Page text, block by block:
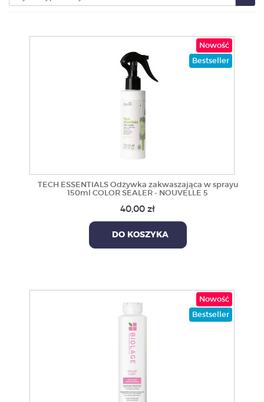
POLECAMY
SZKOLENIA
KONTAKT
O NAS
Nowość
Bestseller
TECH ESSENTIALS Odżywka zakwaszająca w sprayu
150ml COLOR SEALER - NOUVELLE 5
40,00 zł
DO KOSZYKA
Nowość
Bestseller